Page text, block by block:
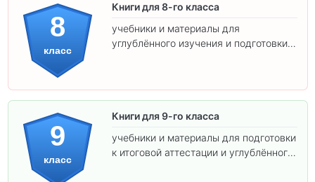
8
класс
Книги для 8-го класса
учебники и материалы для
углублённого изучения и подготовки к
9
класс
Книги для 9-го класса
учебники и материалы для подготовки
к итоговой аттестации и углублённого